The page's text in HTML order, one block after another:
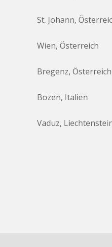
St. Johann,
Wien, Österreich
Bregenz, Österreich
Bozen, Italien
Vaduz,